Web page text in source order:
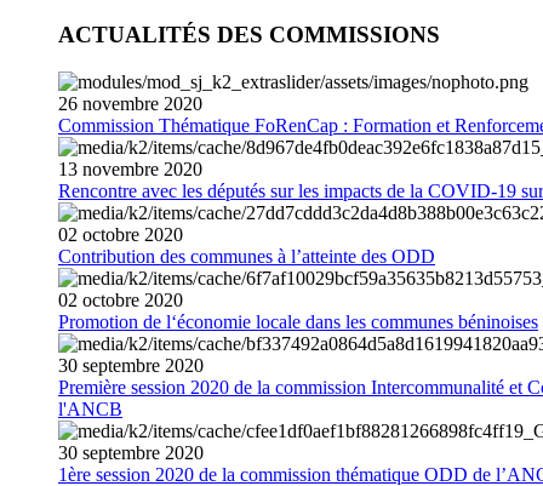
ACTUALITÉS DES COMMISSIONS
26 novembre 2020
Commission Thématique FoRenCap : Formation et
13 novembre 2020
Rencontre avec les députés sur les impacts de la COVID-19
02 octobre 2020
Contribution des communes à l’atteinte des ODD
02 octobre 2020
Promotion de l‘économie locale dans les communes béninoises
30 septembre 2020
Première session 2020 de la commission Intercommunalité et
l'ANCB
30 septembre 2020
1ère session 2020 de la commission thématique ODD de